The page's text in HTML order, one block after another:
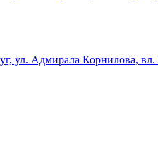
ул. Адмирала Корнилова,